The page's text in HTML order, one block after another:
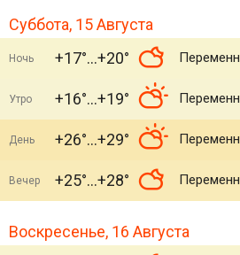
Суббота, 15 Августа
Ночь +17° +20°
Утро +16° +19°
День +26° +29°
Вечер +25° +28°
Воскресенье, 16 Августа